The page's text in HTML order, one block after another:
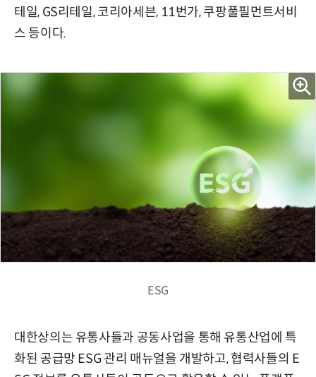
테일, GS리테일, 코리아세븐, 11번가, 쿠팡풀필먼트서비
스 등이다.
ESG
대한상의는 유통사들과 공동사업을 통해 유통산업에 특
화된 공급망 ESG 관리 매뉴얼을 개발하고, 협력사들의 E